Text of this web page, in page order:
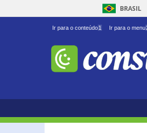
BRASIL
Ir para o conteúdo1 Ir para o menu